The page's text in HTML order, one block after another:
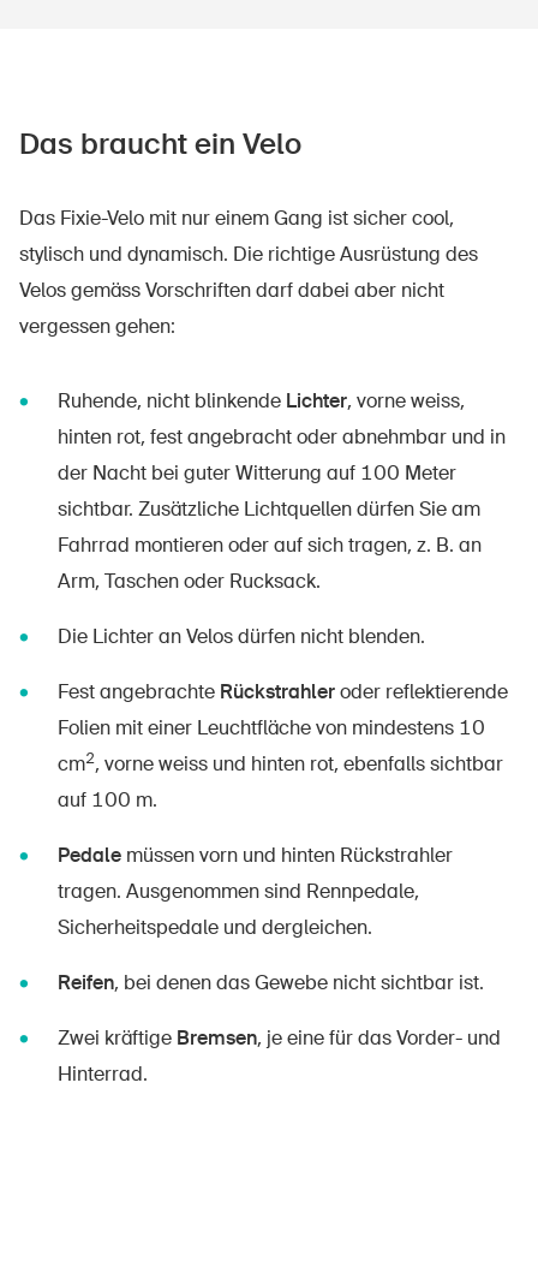
Das braucht ein Velo
Das Fixie-Velo mit nur einem Gang ist sicher cool,
stylisch und dynamisch. Die richtige Ausrüstung des
Velos gemäss Vorschriften darf dabei aber nicht
vergessen gehen:
Ruhende, nicht blinkende Lichter, vorne weiss,
hinten rot, fest angebracht oder abnehmbar und in
der Nacht bei guter Witterung auf 100 Meter
sichtbar. Zusätzliche Lichtquellen dürfen Sie am
Fahrrad montieren oder auf sich tragen, z. B. an
Arm, Taschen oder Rucksack.
Die Lichter an Velos dürfen nicht blenden.
Fest angebrachte Rückstrahleroder reflektierende
Folien mit einer Leuchtfläche von mindestens 10
cm2, vorne weiss und hinten rot, ebenfalls sichtbar
auf 100 m.
Pedale müssen vorn und hinten Rückstrahler
tragen. Ausgenommen sind Rennpedale,
Sicherheitspedale und dergleichen.
Reifen, bei denen das Gewebe nicht sichtbar ist.
Zwei kräftige Bremsen, je eine für das Vorder- und
Hinterrad.